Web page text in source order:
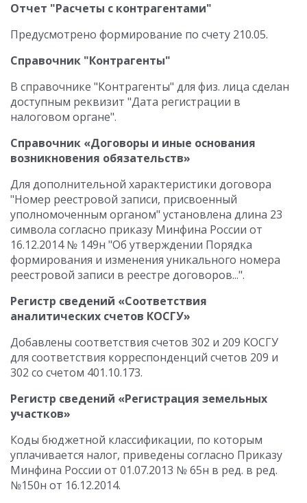
Отчет "Расчеты с контрагентами"
Предусмотрено формирование по счету 210.05.
Справочник "Контрагенты"
В справочнике "Контрагенты" для физ. лица сделан
доступным реквизит "Дата регистрации в
налоговом органе".
Справочник «Договоры и иные основания
возникновения обязательств»
Для дополнительной характеристики договора
"Номер реестровой записи, присвоенный
уполномоченным органом" установлена длина 23
символа согласно приказу Минфина России от
16.12.2014 № 149н "Об утверждении Порядка
формирования и изменения уникального номера
реестровой записи в реестре договоров...".
Регистр сведений «Соответствия
аналитических счетов КОСГУ»
Добавлены соответствия счетов 302 и 209 КОСГУ
для соответствия корреспонденций счетов 209 и
302 со счетом 401.10.173.
Регистр сведений «Регистрация земельных
участков»
Коды бюджетной классификации, по которым
уплачивается налог, приведены согласно Приказу
Минфина России от 01.07.2013 № 65н в ред. в ред.
№150н от 16.12.2014.